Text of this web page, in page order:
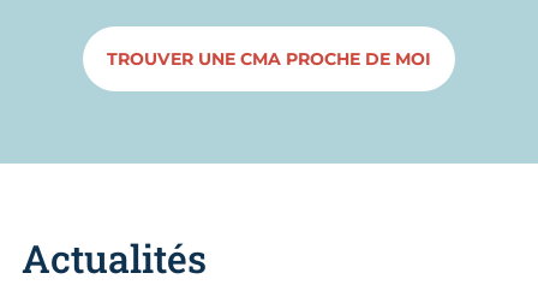
TROUVER UNE CMA PROCHE DE MOI
Actualités